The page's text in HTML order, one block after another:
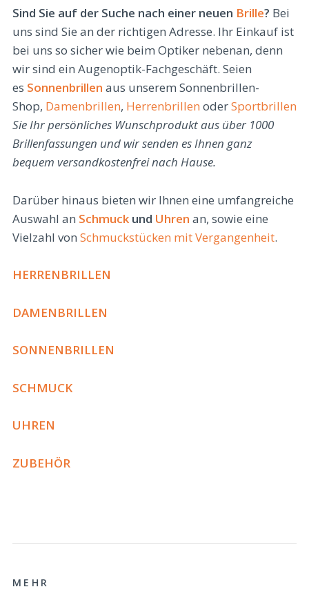
Sind Sie auf der Suche nach einer neuen Brille? Bei
uns sind Sie an der richtigen Adresse. Ihr Einkauf ist
bei uns so sicher wie beim Optiker nebenan, denn
wir sind ein Augenoptik-Fachgeschäft. Seien
es Sonnenbrillen aus unserem Sonnenbrillen-
Shop, Damenbrillen, Herrenbrillen oderSportbrillen
Sie Ihr persönliches Wunschprodukt aus über 1000
Brillenfassungen und wir senden es Ihnen ganz
bequem versandkostenfrei nach Hause.
Darüber hinaus bieten wir Ihnen eine umfangreiche
Auswahl an Schmuck und Uhren an, sowie eine
Vielzahl von Schmuckstücken mit Vergangenheit.
HERRENBRILLEN
DAMENBRILLEN
SONNENBRILLEN
SCHMUCK
UHREN
ZUBEHÖR
MEHR